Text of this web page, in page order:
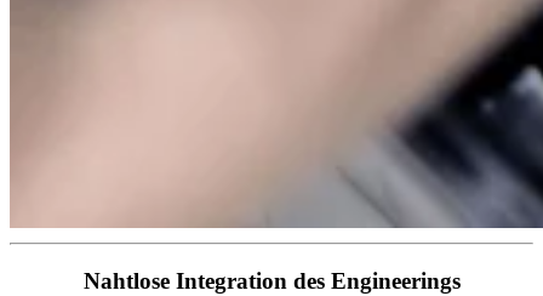
Nahtlose Integration des Engineerings